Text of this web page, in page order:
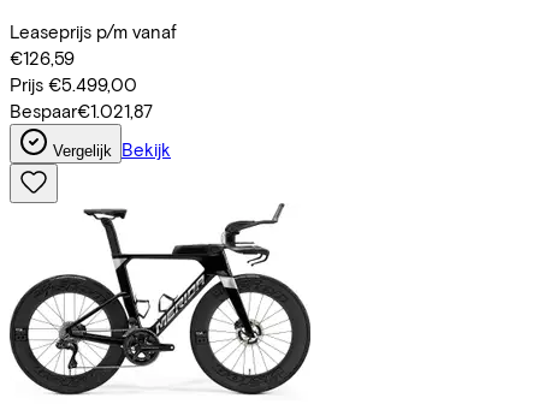
Leaseprijs p/m vanaf
€126,59
Prijs €5.499,00
Bespaar€1.021,87
Vergelijk Bekijk